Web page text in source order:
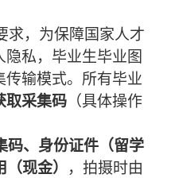
求，为保障国家人才
私，毕业生毕业图
输模式。所有毕业
取采集码 （具体操作
码、身份证件（留学
现金）
，拍摄时由